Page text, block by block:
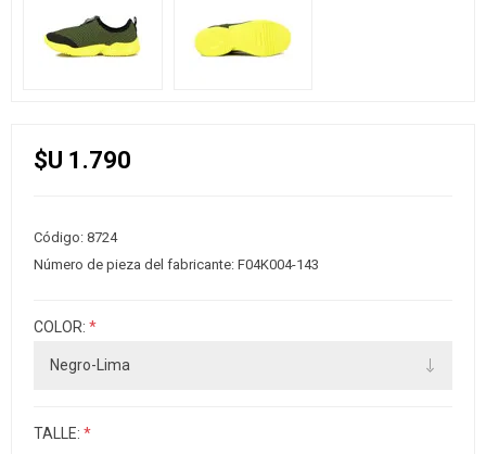
$U 1.790
Código: 8724
Número de pieza del fabricante: F04K004-143
COLOR: *
TALLE: *